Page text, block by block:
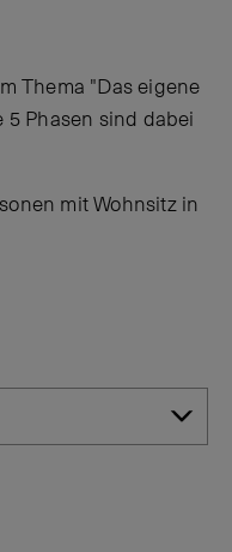
Thema "Das eigene
Phasen sind dabei
mit Wohnsitz in